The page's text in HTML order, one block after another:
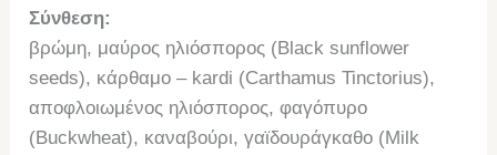
Σύνθεση:
βρώμη, μαύρος ηλιόσπορος (Black sunflower
seeds), κάρθαμο – kardi (Carthamus Tinctorius),
αποφλοιωμένος ηλιόσπορος, φαγόπυρο
(Buckwheat), καναβούρι, γαϊδουράγκαθο (Milk